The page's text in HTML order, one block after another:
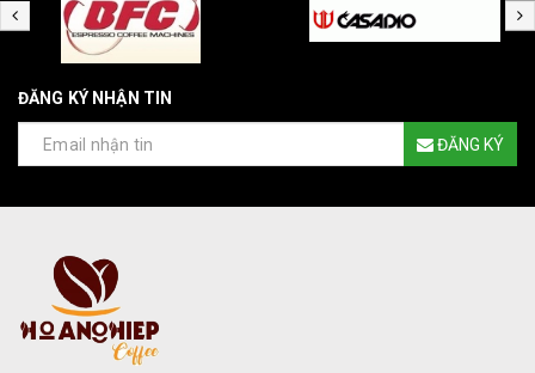
ĐĂNG KÝ NHẬN TIN
ĐĂNG KÝ